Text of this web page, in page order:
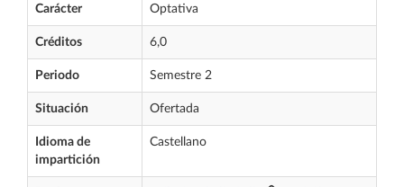
Carácter Optativa
Créditos 6,0
Periodo Semestre 2
Situación Ofertada
Idioma de
impartición
Castellano